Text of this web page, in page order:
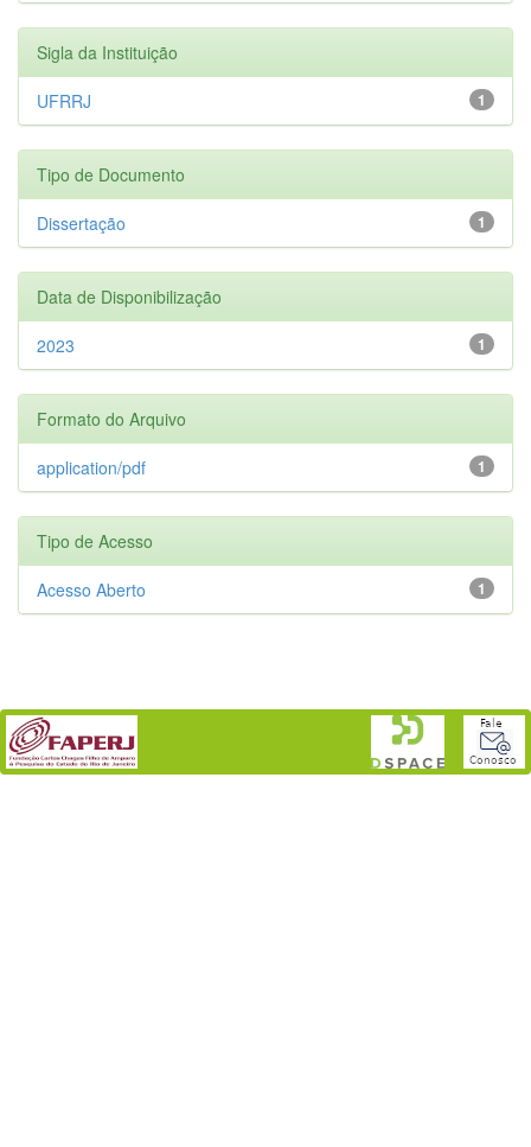
Sigla da Instituição
1
UFRRJ
Tipo de Documento
1
Dissertação
Data de Disponibilização
1
2023
Formato do Arquivo
1
application/pdf
Tipo de Acesso
1
Acesso Aberto